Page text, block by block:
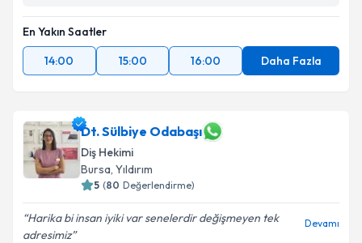
En Yakın Saatler
14:00
15:00 16:00 Daha Fazla
Dt. Sülbiye Odabaşı
Diş Hekimi
Bursa, Yıldırım
5 (80 Değerlendirme)
Harika bi insan iyiki var senelerdir değişmeyen tek
adresimiz
Devamı